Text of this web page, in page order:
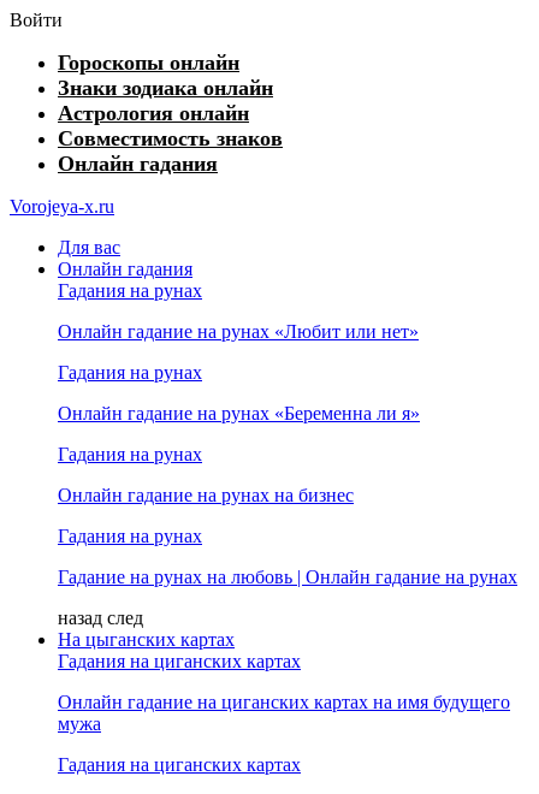
Войти
Гороскопы онлайн
Знаки зодиака онлайн
Астрология онлайн
Совместимость знаков
Онлайн гадания
Vorojeya-x.ru
Для вас
Онлайн гадания
Гадания на рунах
Онлайн гадание на рунах «Любит или нет»
Гадания на рунах
Онлайн гадание на рунах «Беременна ли я»
Гадания на рунах
Онлайн гадание на рунах на бизнес
Гадания на рунах
Гадание на рунах на любовь | Онлайн гадание на рунах
назад след
На цыганских картах
Гадания на циганских картах
Онлайн гадание на циганских картах на имя будущего
мужа
Гадания на циганских картах